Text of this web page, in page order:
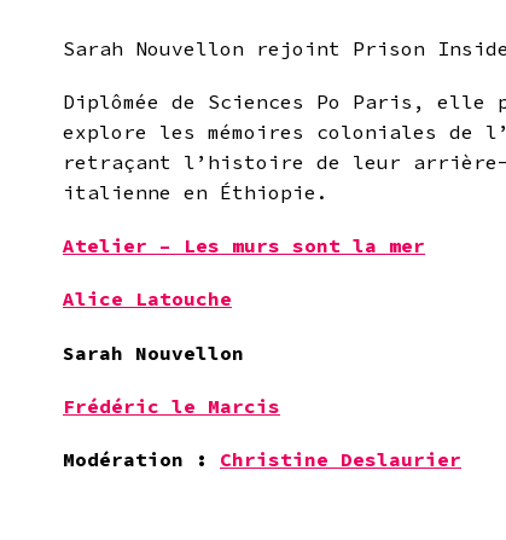
Sarah Nouvellon rejoint Prison
Diplômée de Sciences Po Paris,
explore les mémoires coloniales de
retraçant l’histoire de leur arrière-
italienne en Éthiopie.
Atelier – Les murs sont la mer
Alice Latouche
Sarah Nouvellon
Frédéric le Marcis
Modération : Christine Deslaurier